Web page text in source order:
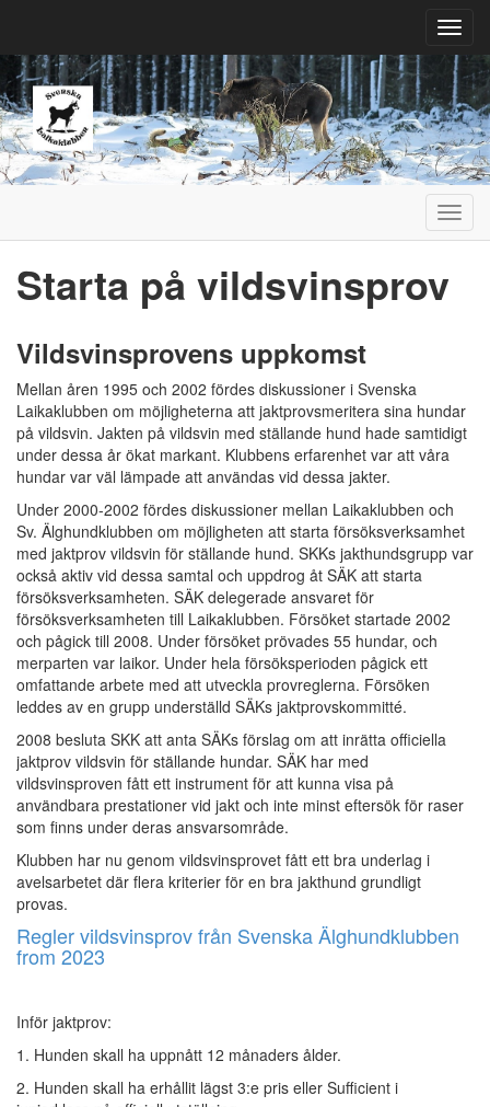
Starta på vildsvinsprov
Vildsvinsprovens uppkomst
Mellan åren 1995 och 2002 fördes diskussioner i Svenska
Laikaklubben om möjligheterna att jaktprovsmeritera sina hundar
på vildsvin. Jakten på vildsvin med ställande hund hade samtidigt
under dessa år ökat markant. Klubbens erfarenhet var att våra
hundar var väl lämpade att användas vid dessa jakter.
Under 2000-2002 fördes diskussioner mellan Laikaklubben och
Sv. Älghundklubben om möjligheten att starta försöksverksamhet
med jaktprov vildsvin för ställande hund. SKKs jakthundsgrupp var
också aktiv vid dessa samtal och uppdrog åt SÄK att starta
försöksverksamheten. SÄK delegerade ansvaret för
försöksverksamheten till Laikaklubben. Försöket startade 2002
och pågick till 2008. Under försöket prövades 55 hundar, och
merparten var laikor. Under hela försöksperioden pågick ett
omfattande arbete med att utveckla provreglerna. Försöken
leddes av en grupp underställd SÄKs jaktprovskommitté.
2008 besluta SKK att anta SÄKs förslag om att inrätta officiella
jaktprov vildsvin för ställande hundar. SÄK har med
vildsvinsproven fått ett instrument för att kunna visa på
användbara prestationer vid jakt och inte minst eftersök för raser
som finns under deras ansvarsområde.
Klubben har nu genom vildsvinsprovet fått ett bra underlag i
avelsarbetet där flera kriterier för en bra jakthund grundligt
provas.
Regler vildsvinsprov från Svenska Älghundklubben
from 2023
Inför jaktprov:
1. Hunden skall ha uppnått 12 månaders ålder.
2. Hunden skall ha erhållit lägst 3:e pris eller Sufficient i